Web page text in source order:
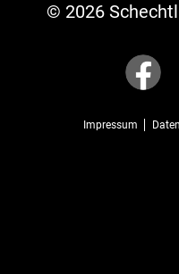
© 2026
Impressum